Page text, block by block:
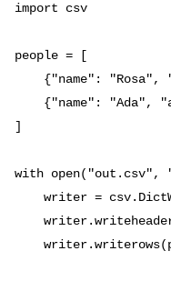
import csv
people = [
{"name": "Rosa",
{"name": "Ada",
]
with open("out.csv",
writer =